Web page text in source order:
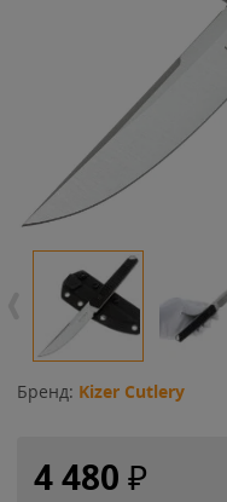
Бренд: Kizer Cutlery
4 480 ₽